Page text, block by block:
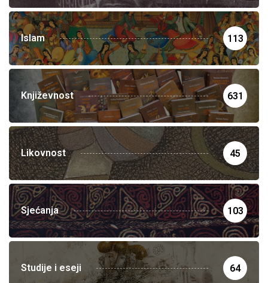
Islam 113
Književnost 631
Likovnost 45
Sjećanja 103
Studije i eseji 64